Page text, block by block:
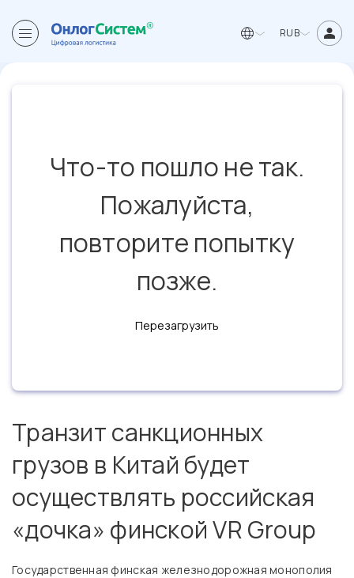
RUB
Что-то пошло не так.
Пожалуйста,
повторите попытку
позже.
Перезагрузить
Транзит санкционных
грузов в Китай будет
осуществлять российская
«дочка» финской VR Group
Государственная финская железнодорожная монополия